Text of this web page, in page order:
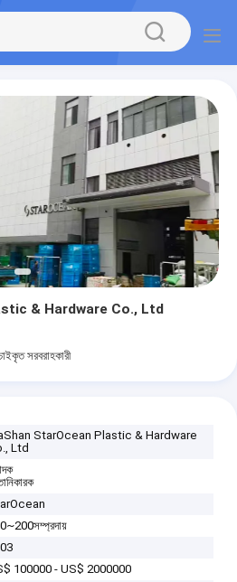
& Hardware Co., Ltd
সরবরাহকারী
StarOcean Plastic & Hardware
Ltd
100000 - US$ 2000000